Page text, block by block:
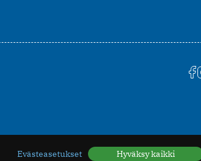
Evästeasetukset Hyväksy kaikki